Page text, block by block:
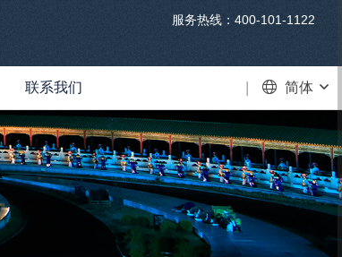
服务热线：400-101-1122
联系我们 简体